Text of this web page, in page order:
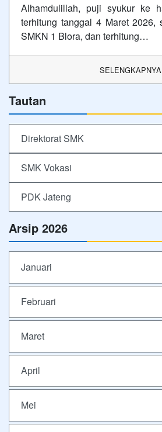
Alhamdulillah, puji syukur ke
terhitung tanggal 4 Maret 2026,
SMKN 1 Blora, dan terhitung…
SELENGKAPNYA
Tautan
Direktorat SMK
SMK Vokasi
PDK Jateng
Arsip 2026
Januari
Februari
Maret
April
Mei